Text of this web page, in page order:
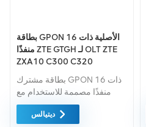
بطاقة GPON الأصلية ذات 16
منفذًا ZTE GTGH لـ OLT ZTE
ZXA10 C300 C320
بطاقة مشترك GPON ذات 16
منفذًا مصممة للاستخدام مع
ZXA10 C300 و معدات
ZXA10 C320. لوحة خدمة ZTE
ديتيالس